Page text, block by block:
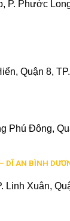
P. Phước
Quận 8,
Phú Đông,
DĨ AN BÌNH
Linh Xuân,